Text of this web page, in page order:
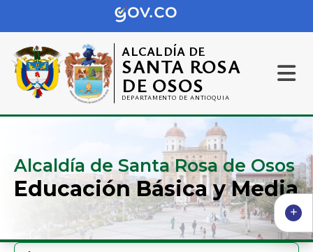
ALCALDÍA DE
SANTA ROSA
DE OSOS
DEPARTAMENTO DE ANTIOQUIA
Alcaldía de Santa Rosa de Osos
Educación Básica y Media